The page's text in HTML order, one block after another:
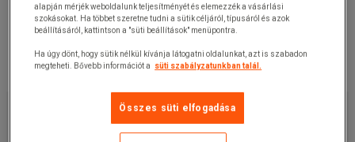
6 240,00 Ft+ÁFA
alapján mérjék weboldalunk teljesítményét és elemezzék a vásárlási
szokásokat. Ha többet szeretne tudni a sütik céljáról, típusáról és azok
beállításáról, kattintson a "süti beállítások" menüpontra.
Ha úgy dönt, hogy sütik nélkül kívánja látogatni oldalunkat, azt is szabadon
megteheti. Bővebb információt a
süti szabályzatunkban talál.
Összes süti elfogadása